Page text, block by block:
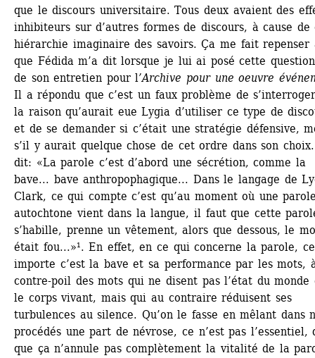
que le discours universitaire. Tous deux avaient des
inhibiteurs sur d’autres formes de discours, à cause de
hiérarchie imaginaire des savoirs. Ça me fait repenser
que Fédida m’a dit lorsque je lui ai posé cette
de son entretien pour l’Archive pour une oeuvre
Il a répondu que c’est un faux problème de
la raison qu’aurait eue Lygia d’utiliser ce type de
et de se demander si c’était une stratégie défensive,
s’il y aurait quelque chose de cet ordre dans son
dit: «La parole c’est d’abord une sécrétion, comme la
bave... bave anthropophagique... Dans le langage de
Clark, ce qui compte c’est qu’au moment où une
autochtone vient dans la langue, il faut que cette
s’habille, prenne un vêtement, alors que dessous, le
était fou...»¹. En effet, en ce qui concerne la parole,
importe c’est la bave et sa performance par les mots,
contre-poil des mots qui ne disent pas l’état du monde
le corps vivant, mais qui au contraire réduisent ses
turbulences au silence. Qu’on le fasse en mêlant dans
procédés une part de névrose, ce n’est pas l’essentiel,
que ça n’annule pas complètement la vitalité de la